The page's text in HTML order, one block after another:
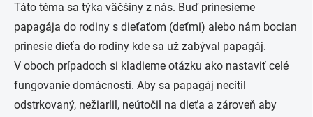
Táto téma sa týka väčšiny z nás. Buď prinesieme
papagája do rodiny s dieťaťom (deťmi) alebo nám bocian
prinesie dieťa do rodiny kde sa už zabýval papagáj.
V oboch prípadoch si kladieme otázku ako nastaviť celé
fungovanie domácnosti. Aby sa papagáj necítil
odstrkovaný, nežiarlil, neútočil na dieťa a zároveň aby